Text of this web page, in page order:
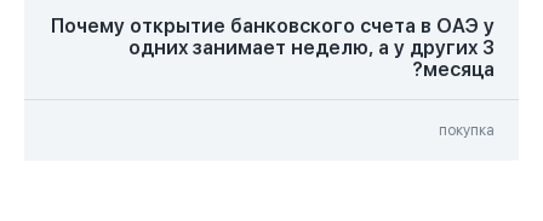
Почему открытие банковского счета в ОАЭ у
одних занимает неделю, а у других 3
месяца?
покупка